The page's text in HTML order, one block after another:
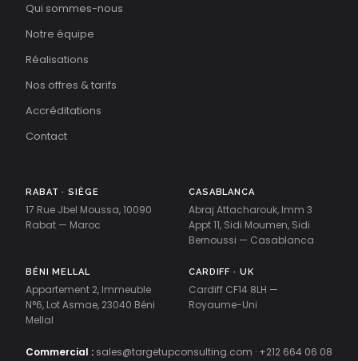
Qui sommes-nous
Notre équipe
Réalisations
Nos offres & tarifs
Accréditations
Contact
RABAT · SIÈGE
17 Rue Jbel Moussa, 10090
Rabat — Maroc
CASABLANCA
Abraj Attacharouk, Imm 3
Appt 11, Sidi Moumen, Sidi
Bernoussi — Casablanca
BÉNI MELLAL
Appartement 2, Immeuble
N°6, Lot Asmae, 23040 Béni
Mellal
CARDIFF · UK
Cardiff CF14 8LH —
Royaume-Uni
Commercial : sales@targetupconsulting.com · +212 664 06 08